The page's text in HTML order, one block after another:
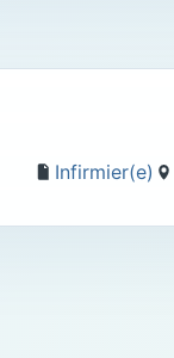
Infirmier(e)